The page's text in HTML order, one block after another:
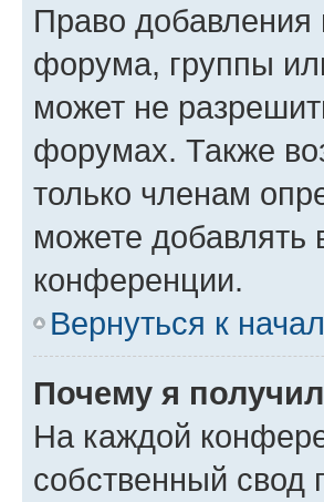
Право добавления
форума, группы
может не
форумах. Также
только членам
можете добавлять
конференции.
Вернуться к
Почему я
На каждой
собственный